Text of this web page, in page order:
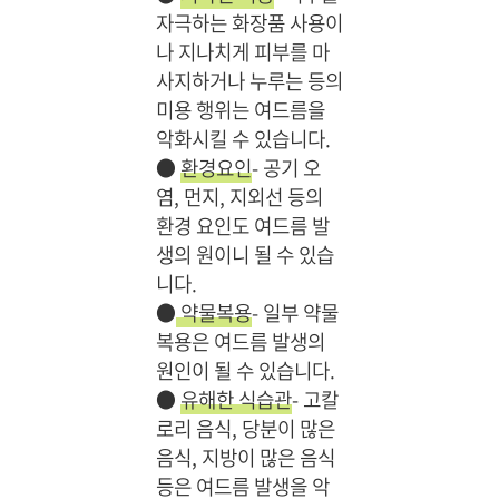
자극하는 화장품 사용이
나 지나치게 피부를 마
사지하거나 누루는 등의
미용 행위는 여드름을
악화시킬 수 있습니다.
●환경요인- 공기 오
염, 먼지, 지외선 등의
환경 요인도 여드름 발
생의 원이니 될 수 있습
니다.
●약물복용- 일부 약물
복용은 여드름 발생의
원인이 될 수 있습니다.
●유해한 식습관- 고칼
로리 음식, 당분이 많은
음식, 지방이 많은 음식
등은 여드름 발생을 악